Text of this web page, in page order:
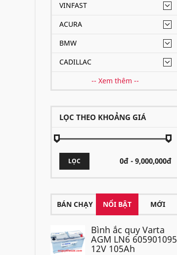
VINFAST
ACURA
BMW
CADILLAC
-- Xem thêm --
LỌC THEO KHOẢNG GIÁ
LỌC
BÁN CHẠY NỔI BẬT MỚI
Bình ắc quy Varta
AGM LN6 605901095
12V 105Ah